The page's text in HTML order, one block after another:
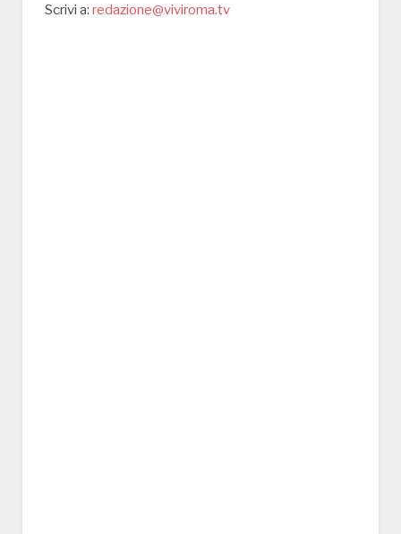
Scrivi a: redazione@viviroma.tv